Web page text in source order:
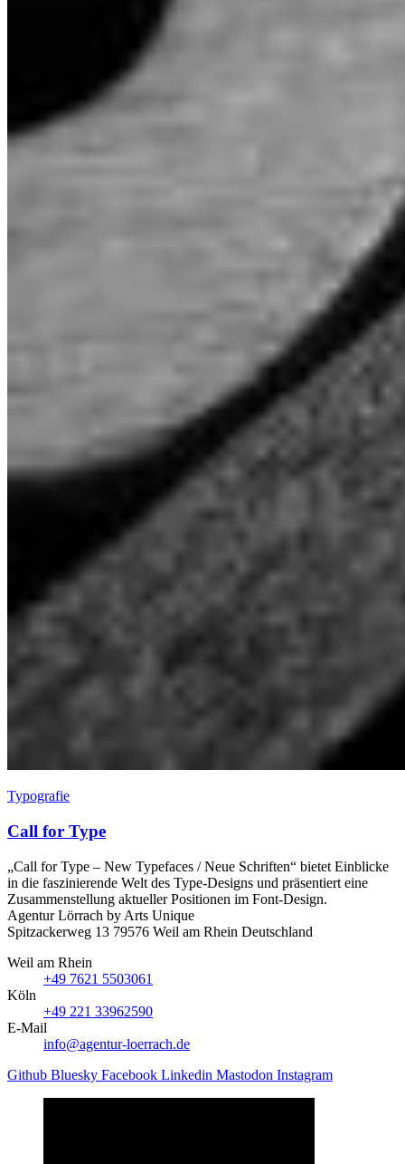
Typografie
Call for Type
„Call for Type – New Typefaces / Neue Schriften“ bietet Einblicke
in die faszinierende Welt des Type-Designs und präsentiert eine
Zusammenstellung aktueller Positionen im Font-Design.
Agentur Lörrach by Arts Unique
Spitzackerweg 13 79576 Weil am Rhein Deutschland
Weil am Rhein
+49 7621 5503061
Köln
+49 221 33962590
E-Mail
info@agentur-loerrach.de
Github Bluesky Facebook Linkedin Mastodon Instagram